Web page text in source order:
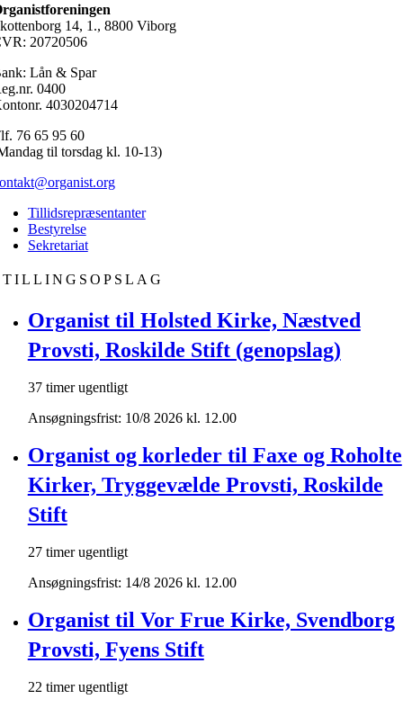
14, 1., 8800 Viborg
20720506
Lån & Spar
0400
4030204714
76 65 95 60
til torsdag kl. 10-13)
Tillidsrepræsentanter
Bestyrelse
Sekretariat
Organist til Holsted Kirke, Næstved
Provsti, Roskilde Stift (genopslag)
37 timer ugentligt
Ansøgningsfrist: 10/8 2026 kl. 12.00
Organist og korleder til Faxe og Roholte
Kirker, Tryggevælde Provsti, Roskilde
Stift
27 timer ugentligt
Ansøgningsfrist: 14/8 2026 kl. 12.00
Organist til Vor Frue Kirke, Svendborg
Provsti, Fyens Stift
22 timer ugentligt